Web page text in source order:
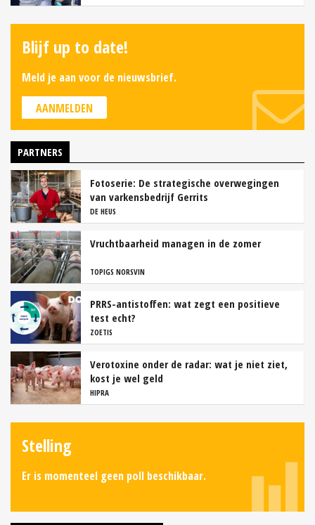
Blijf up to date!
Meld je aan voor de nieuwsbrief.
AANMELDEN
PARTNERS
Fotoserie: De strategische overwegingen
van varkensbedrijf Gerrits
DE HEUS
Vruchtbaarheid managen in de zomer
TOPIGS NORSVIN
PRRS-antistoffen: wat zegt een positieve
test echt?
ZOETIS
Verotoxine onder de radar: wat je niet ziet,
kost je wel geld
HIPRA
Stelling
Er is momenteel geen poll beschikbaar.